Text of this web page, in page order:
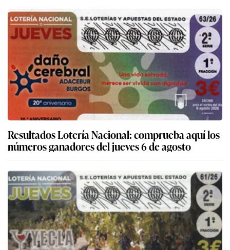
Resultados Lotería Nacional: comprueba aquí los
números ganadores del jueves 6 de agosto